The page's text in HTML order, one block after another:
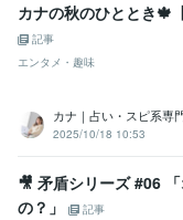
カナの秋のひととき🍁
記事
エンタメ・趣味
カナ｜占い・スピ系専
2025/10/18 10:53
🎥 矛盾シリーズ #06
の？」
記事